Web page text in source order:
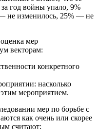
год войны упало, 9%
не изменилось, 25% — не
мер
векторам:
конкретного
насколько
мероприятием.
мер по борьбе с
как очень или скорее
считают: